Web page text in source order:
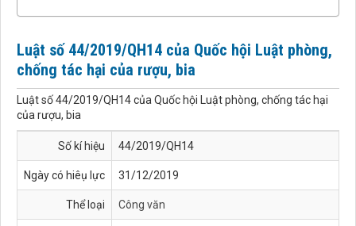
Luật số 44/2019/QH14 của Quốc hội Luật phòng,
chống tác hại của rượu, bia
Luật số 44/2019/QH14 của Quốc hội Luật phòng, chống tác hại
của rượu, bia
Số kí hiệu 44/2019/QH14
Ngày có hiêụ lực 31/12/2019
Thể loại Công văn